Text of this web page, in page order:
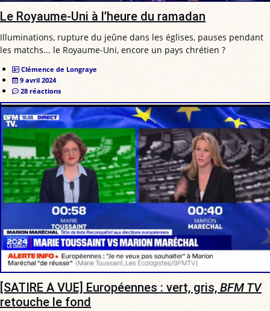
Le Royaume-Uni à l’heure du ramadan
Illuminations, rupture du jeûne dans les églises, pauses pendant
les matchs... le Royaume-Uni, encore un pays chrétien ?
Clémence de Longraye
9 avril 2024
28 réactions
[SATIRE A VUE] Européennes : vert, gris, BFM TV
retouche le fond